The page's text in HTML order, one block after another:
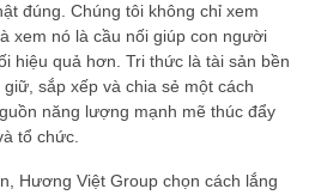
đúng. Chúng tôi không chỉ xem
xem nó là cầu nối giúp con người
hiệu quả hơn. Tri thức là tài sản bền
sắp xếp và chia sẻ một cách
năng lượng mạnh mẽ thúc đẩy
tổ chức.
Hương Việt Group chọn cách lắng